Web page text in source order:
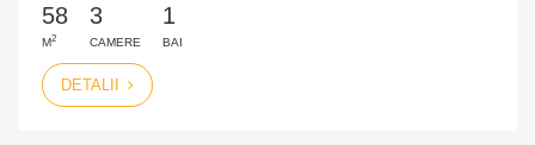
58
M2
3
CAMERE
1
BAI
DETALII